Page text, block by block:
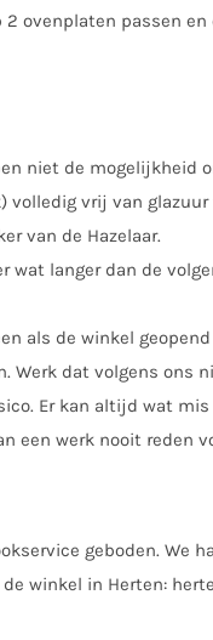
ovenplaten passen
niet de mogelijkheid
volledig vrij van
van de Hazelaar.
wat langer dan de
als de winkel
Werk dat volgens
Er kan altijd wat
een werk nooit reden
geboden.
winkel in Herten: